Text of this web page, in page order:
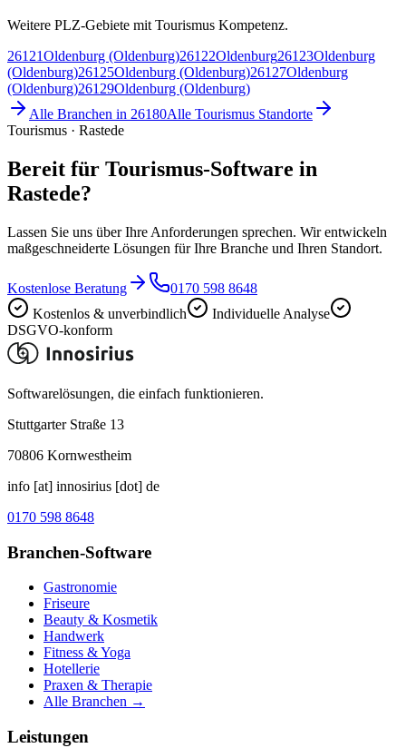
Weitere PLZ-Gebiete mit Tourismus Kompetenz.
26121Oldenburg (Oldenburg)26122Oldenburg26123Oldenburg
(Oldenburg)26125Oldenburg (Oldenburg)26127Oldenburg
(Oldenburg)26129Oldenburg (Oldenburg)
Alle Branchen in 26180Alle Tourismus Standorte
Tourismus · Rastede
Bereit für Tourismus-Software in
Rastede?
Lassen Sie uns über Ihre Anforderungen sprechen. Wir entwickeln
maßgeschneiderte Lösungen für Ihre Branche und Ihren Standort.
Kostenlose Beratung
0170 598 8648
Kostenlos & unverbindlich
Individuelle Analyse
DSGVO-konform
Softwarelösungen, die einfach funktionieren.
Stuttgarter Straße 13
70806 Kornwestheim
info [at] innosirius [dot] de
0170 598 8648
Branchen-Software
Gastronomie
Friseure
Beauty & Kosmetik
Handwerk
Fitness & Yoga
Hotellerie
Praxen & Therapie
Alle Branchen →
Leistungen